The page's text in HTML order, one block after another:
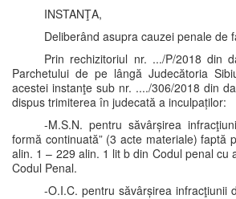
INSTANŢA,
Deliberând asupra cauzei penale de
Prin rechizitoriul nr. .../P/2018 din
Parchetului de pe lângă Judecătoria
acestei instanţe sub nr. ..../306/2018 din
dispus trimiterea în judecată a inculpaților:
-M.S.N. pentru săvârșirea
formă continuată” (3 acte materiale) faptă
alin. 1 – 229 alin. 1 lit b din Codul penal cu
Codul Penal.
-O.I.C. pentru săvârșirea infracţiunii